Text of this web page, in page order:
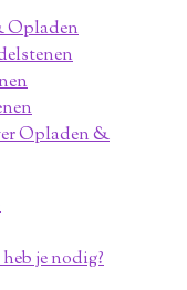
Opladen
Opladen &
je nodig?